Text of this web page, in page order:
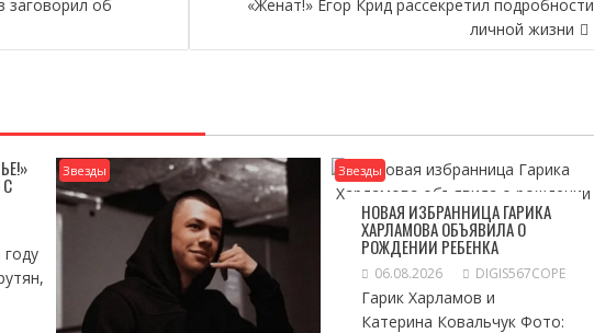
заговорил об
«Женат!» Егор Крид рассекретил подробности
личной жизни
Звезды Звезды
НОВАЯ ИЗБРАННИЦА ГАРИКА
ХАРЛАМОВА ОБЪЯВИЛА О
РОЖДЕНИИ РЕБЕНКА
06.08.2026 DIGIS567COPE
Гарик Харламов и
Катерина Ковальчук Фото: